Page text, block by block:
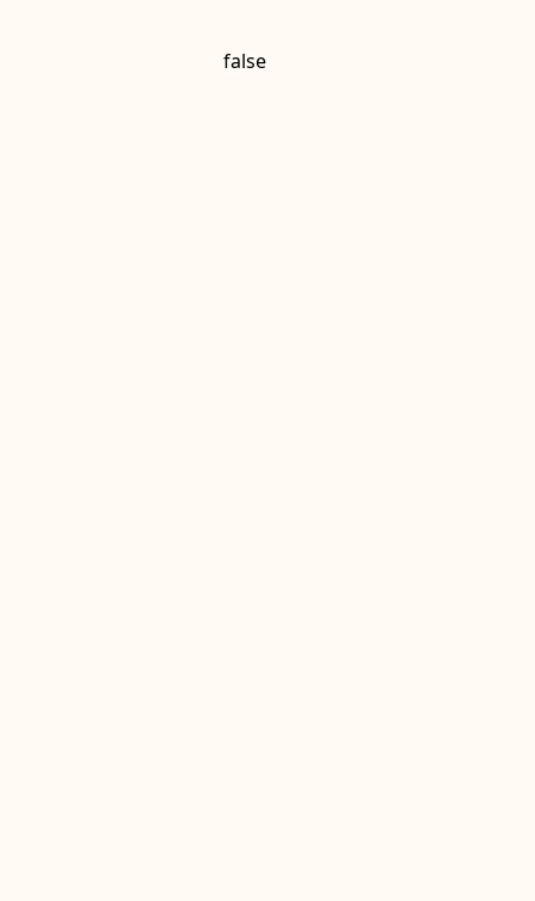
false